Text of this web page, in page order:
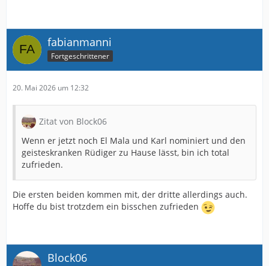
fabianmanni
Fortgeschrittener
20. Mai 2026 um 12:32
Zitat von Block06
Wenn er jetzt noch El Mala und Karl nominiert und den
geisteskranken Rüdiger zu Hause lässt, bin ich total
zufrieden.
Die ersten beiden kommen mit, der dritte allerdings auch.
Hoffe du bist trotzdem ein bisschen zufrieden
Block06